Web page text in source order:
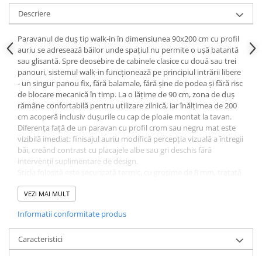
Descriere
Paravanul de duș tip walk-in în dimensiunea 90x200 cm cu profil
auriu se adresează băilor unde spațiul nu permite o ușă batantă
sau glisantă. Spre deosebire de cabinele clasice cu două sau trei
panouri, sistemul walk-in funcționează pe principiul intrării libere
- un singur panou fix, fără balamale, fără șine de podea și fără risc
de blocare mecanică în timp. La o lățime de 90 cm, zona de duș
rămâne confortabilă pentru utilizare zilnică, iar înălțimea de 200
cm acoperă inclusiv dușurile cu cap de ploaie montat la tavan.
Diferența față de un paravan cu profil crom sau negru mat este
vizibilă imediat: finisajul auriu modifică percepția vizuală a întregii
băi, creând contrast cu placajele albe sau gri deschis fără
intervenții suplimentare de design.
pe ambele fețe cu un strat hidrofob care reduce depunerea
calciului și a urmelor de săpun. Comparativ cu sticla de 6 mm
8 mm oferă rigiditate structurală fără tiranți suplimentari și
rezistă la impact lateral fără a se deforma. Profilul perimetral este
realizat din aluminiu anodizat în finisaj auriu periat, un procedeu
electrochimic care pătrunde în suprafața metalului - spre
VEZI MAI MULT
Informatii conformitate produs
Caracteristici